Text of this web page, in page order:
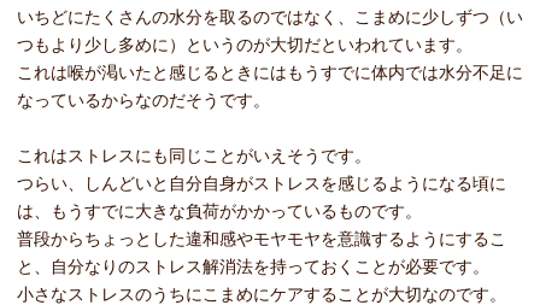
いちどにたくさんの水分を取るのではなく、こまめに少しずつ（い
つもより少し多めに）というのが大切だといわれています。
これは喉が渇いたと感じるときにはもうすでに体内では水分不足に
なっているからなのだそうです。
これはストレスにも同じことがいえそうです。
つらい、しんどいと自分自身がストレスを感じるようになる頃に
は、もうすでに大きな負荷がかかっているものです。
普段からちょっとした違和感やモヤモヤを意識するようにするこ
と、自分なりのストレス解消法を持っておくことが必要です。
小さなストレスのうちにこまめにケアすることが大切なのです。